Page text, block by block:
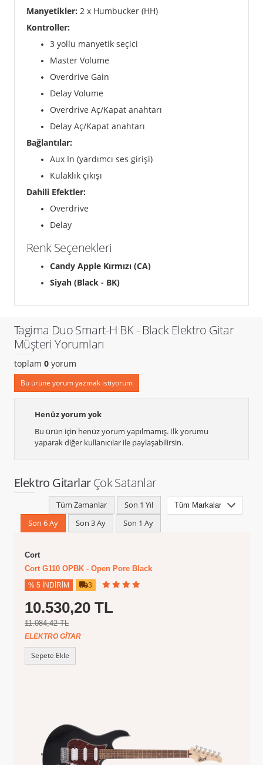
Manyetikler: 2 x Humbucker (HH)
Kontroller:
3 yollu manyetik seçici
Master Volume
Overdrive Gain
Delay Volume
Overdrive Aç/Kapat anahtarı
Delay Aç/Kapat anahtarı
Bağlantılar:
Aux In (yardımcı ses girişi)
Kulaklık çıkışı
Dahili Efektler:
Overdrive
Delay
Renk Seçenekleri
Candy Apple Kırmızı (CA)
Siyah (Black - BK)
Tagima Duo Smart-H BK - Black Elektro Gitar
Müşteri Yorumları
toplam 0 yorum
Bu ürüne yorum yazmak istiyorum
Henüz yorum yok
Bu ürün için henüz yorum yapılmamış. İlk yorumu
yaparak diğer kullanıcılar ile paylaşabilirsin.
Elektro GitarlarÇok Satanlar
Tüm Zamanlar
Son 1 Yıl
Son 6 Ay
Son 3 Ay Son 1 Ay
Cort
Cort G110 OPBK - Open Pore Black
% 5 İNDIRIM 3
10.530,20 TL
11.084,42 TL
ELEKTRO GITAR
Sepete Ekle